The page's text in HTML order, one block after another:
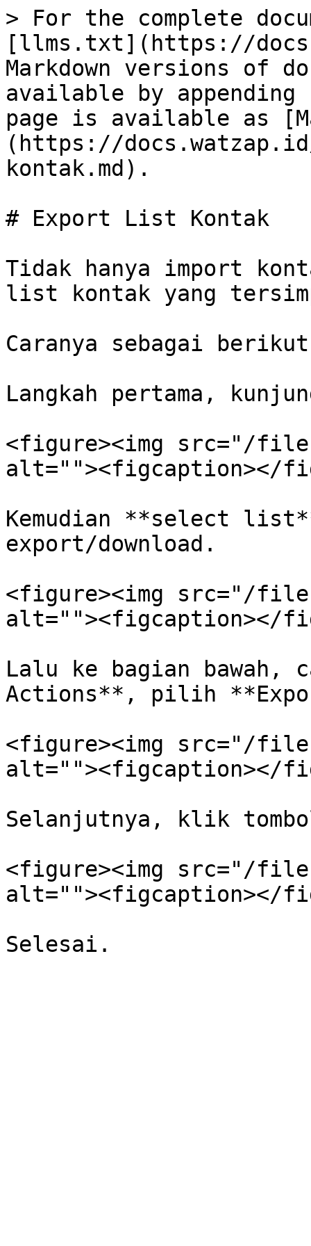
> For the complete
[llms.txt](https://
Markdown versions of
available by
page is available as
(https://
kontak.md).
# Export List Kontak
Tidak hanya import
list kontak yang
Caranya sebagai
Langkah pertama,
<figure><img src="/
alt=""><figcaption></
Kemudian **select
export/download.
<figure><img src="/
alt=""><figcaption></
Lalu ke bagian bawah,
Actions**, pilih
<figure><img src="/files/
alt=""><figcaption></
Selanjutnya, klik
<figure><img src="/files/
alt=""><figcaption></